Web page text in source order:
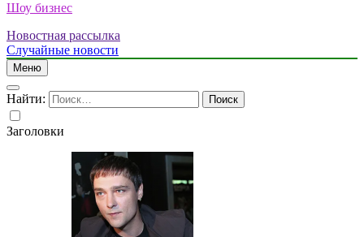
Шоу бизнес
Новостная рассылка
Случайные новости
Меню
Найти:
Заголовки